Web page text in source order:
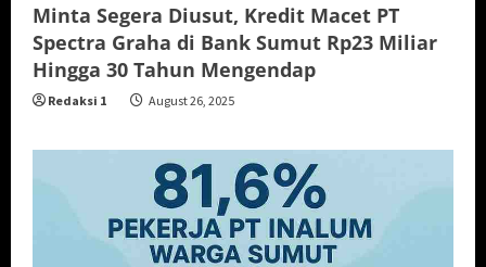
Minta Segera Diusut, Kredit Macet PT
Spectra Graha di Bank Sumut Rp23 Miliar
Hingga 30 Tahun Mengendap
Redaksi 1 August 26, 2025